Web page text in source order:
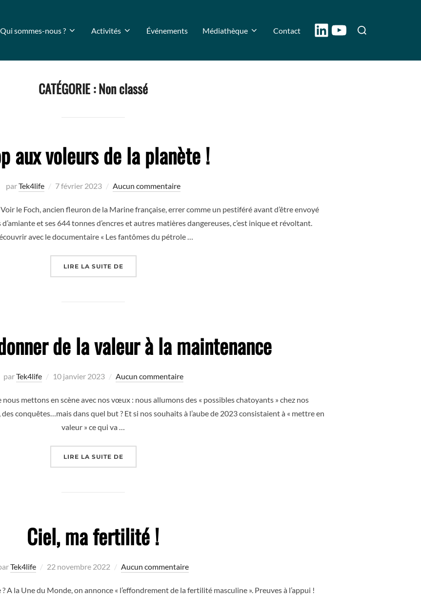
Qui sommes-nous ? Activités Événements Médiathèque Contact LinkedIn
YouTube
Rechercher :
CATÉGORIE :Non classé
aux voleurs de la planète !
parTek4life
Publié
7 février 2023 Aucun commentaire
le Foch, ancien fleuron de la Marine française, errer comme un pestiféré avant d’être envoyé
et ses 644 tonnes d’encres et autres matières dangereuses, c’est inique et révoltant.
avec le documentaire « Les fantômes du pétrole …
LIRE LA SUITE DE« STOP AUX VOLEURS DE LA PLANÈTE ! »
de la valeur à la maintenance
parTek4life
Publié
10 janvier 2023 Aucun commentaire
nous mettons en scène avec nos vœux : nous allumons des « possibles chatoyants » chez nos
conquêtes…mais dans quel but ? Et si nos souhaits à l’aube de 2023 consistaient à « mettre en
valeur » ce qui va …
LIRE LA SUITE DE« 2023 POUR DONNER DE LA VALEUR À LA MAINTENANCE »
Ciel, ma fertilité !
Tek4life
Publié
22 novembre 2022 Aucun commentaire
A la Une du Monde, on annonce « l’effondrement de la fertilité masculine ». Preuves à l’appui !